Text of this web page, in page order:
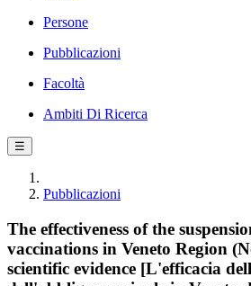
Persone
Pubblicazioni
Facoltà
Ambiti Di Ricerca
☰
Pubblicazioni
The effectiveness of the
vaccinations in Veneto Region
scientific evidence [L'efficacia